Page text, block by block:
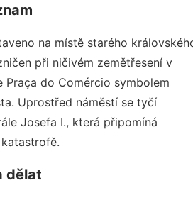
na místě starého
při ničivém zemětřesení v
Praça do Comércio symbolem
Uprostřed náměstí se tyčí
Josefa I., která připomíná
dělat